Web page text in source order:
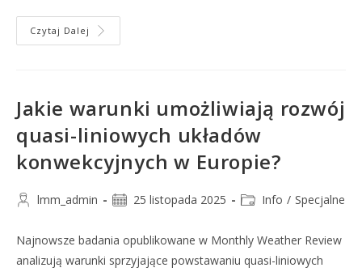
Czytaj Dalej
Jakie warunki umożliwiają rozwój
quasi-liniowych układów
konwekcyjnych w Europie?
lmm_admin 25 listopada 2025 Info / Specjalne
Najnowsze badania opublikowane w Monthly Weather Review
analizują warunki sprzyjające powstawaniu quasi-liniowych